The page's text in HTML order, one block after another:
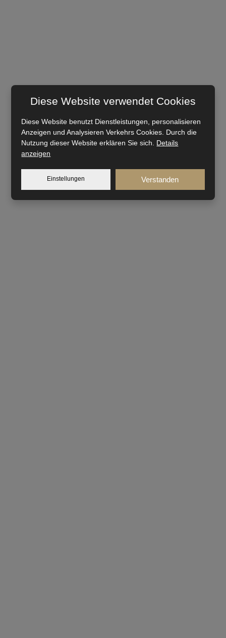
Diese Website verwendet Cookies
Diese Website benutzt Dienstleistungen, personalisieren
Anzeigen und Analysieren Verkehrs Cookies. Durch die
Nutzung dieser Website erklären Sie sich. Details
anzeigen
Einstellungen Verstanden